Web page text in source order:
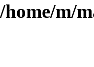
/home/m/